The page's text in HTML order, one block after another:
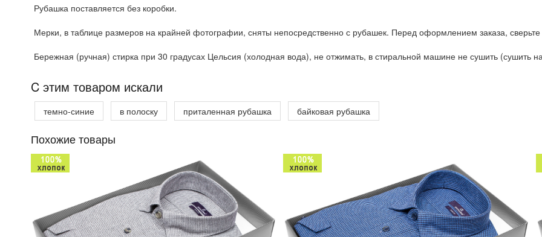
Рубашка поставляется без коробки.
Мерки, в таблице размеров на крайней фотографии, сняты непосредственно с рубашек. Перед оформлением заказа,
Бережная (ручная) стирка при 30 градусах Цельсия (холодная вода), не отжимать, в стиральной машине не сушить (сушить
C этим товаром искали
темно-синие в полоску приталенная рубашка байковая рубашка
Похожие товары